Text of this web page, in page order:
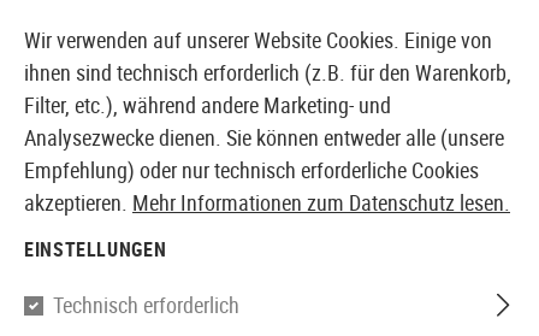
EUROPÄISCHER AIRSOFT SHOP & GROßHÄNDLER
Leapers
Wir verwenden auf unserer Website Cookies. Einige von
ihnen sind technisch erforderlich (z.B. für den Warenkorb,
Filter, etc.), während andere Marketing- und
Analysezwecke dienen. Sie können entweder alle (unsere
Empfehlung) oder nur technisch erforderliche Cookies
akzeptieren. Mehr Informationen zum Datenschutz lesen.
EINSTELLUNGEN
Technisch erforderlich